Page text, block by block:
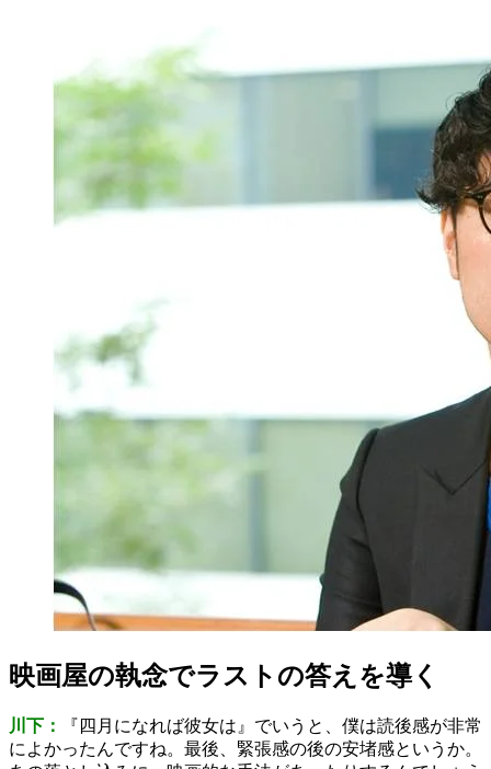
映画屋の執念でラストの答えを導く
川下：
『四月になれば彼女は』でいうと、僕は読後感が非常
によかったんですね。最後、緊張感の後の安堵感というか。